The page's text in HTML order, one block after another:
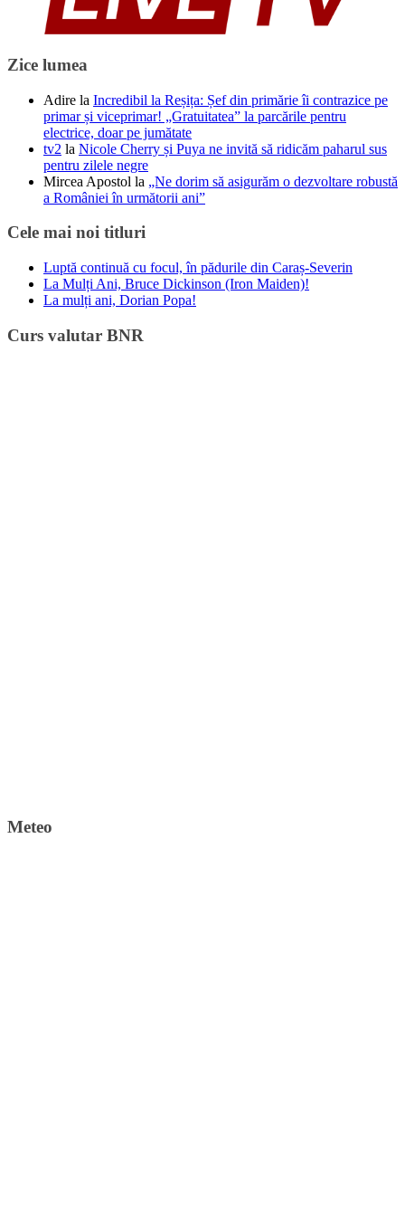
Zice lumea
Adire la Incredibil la Reșița: Șef din primărie îi contrazice pe
primar și viceprimar! „Gratuitatea” la parcările pentru
electrice, doar pe jumătate
tv2 la Nicole Cherry și Puya ne invită să ridicăm paharul sus
pentru zilele negre
Mircea Apostol la „Ne dorim să asigurăm o dezvoltare robustă
a României în următorii ani”
Cele mai noi titluri
Luptă continuă cu focul, în pădurile din Caraș-Severin
La Mulți Ani, Bruce Dickinson (Iron Maiden)!
La mulți ani, Dorian Popa!
Curs valutar BNR
Meteo